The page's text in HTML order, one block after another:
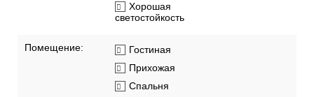
Хорошая
светостойкость
Помещение:
Гостиная
Прихожая
Спальня